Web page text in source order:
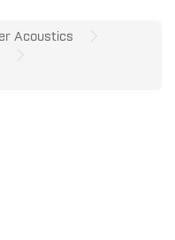
Acoustics